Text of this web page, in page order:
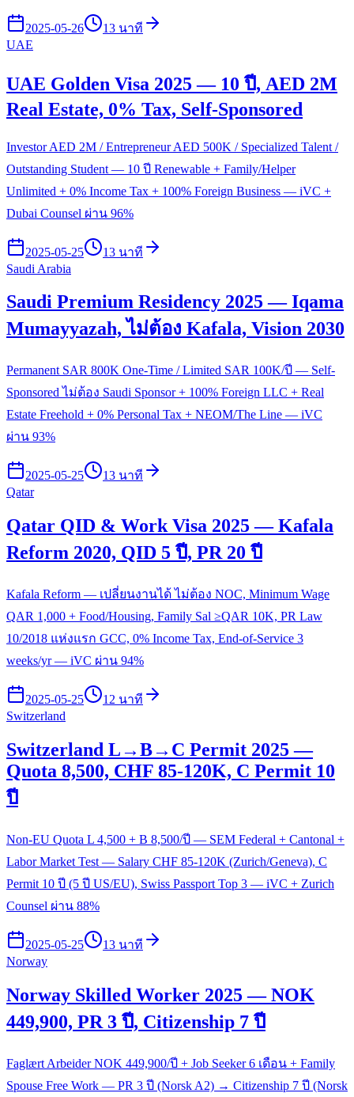
2025-05-26
13 นาที
UAE
UAE Golden Visa 2025 — 10 ปี, AED 2M
Real Estate, 0% Tax, Self-Sponsored
Investor AED 2M / Entrepreneur AED 500K / Specialized Talent /
Outstanding Student — 10 ปี Renewable + Family/Helper
Unlimited + 0% Income Tax + 100% Foreign Business — iVC +
Dubai Counsel ผ่าน 96%
2025-05-25
13 นาที
Saudi Arabia
Saudi Premium Residency 2025 — Iqama
Mumayyazah, ไม่ต้อง Kafala, Vision 2030
Permanent SAR 800K One-Time / Limited SAR 100K/ปี — Self-
Sponsored ไม่ต้อง Saudi Sponsor + 100% Foreign LLC + Real
Estate Freehold + 0% Personal Tax + NEOM/The Line — iVC
ผ่าน 93%
2025-05-25
13 นาที
Qatar
Qatar QID & Work Visa 2025 — Kafala
Reform 2020, QID 5 ปี, PR 20 ปี
Kafala Reform — เปลี่ยนงานได้ ไม่ต้อง NOC, Minimum Wage
QAR 1,000 + Food/Housing, Family Sal ≥QAR 10K, PR Law
10/2018 แห่งแรก GCC, 0% Income Tax, End-of-Service 3
weeks/yr — iVC ผ่าน 94%
2025-05-25
12 นาที
Switzerland
Switzerland L→B→C Permit 2025 —
Quota 8,500, CHF 85-120K, C Permit 10
ปี
Non-EU Quota L 4,500 + B 8,500/ปี — SEM Federal + Cantonal +
Labor Market Test — Salary CHF 85-120K (Zurich/Geneva), C
Permit 10 ปี (5 ปี US/EU), Swiss Passport Top 3 — iVC + Zurich
Counsel ผ่าน 88%
2025-05-25
13 นาที
Norway
Norway Skilled Worker 2025 — NOK
449,900, PR 3 ปี, Citizenship 7 ปี
Faglært Arbeider NOK 449,900/ปี + Job Seeker 6 เดือน + Family
Spouse Free Work — PR 3 ปี (Norsk A2) → Citizenship 7 ปี (Norsk